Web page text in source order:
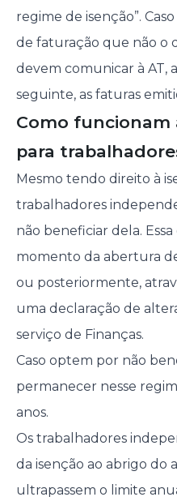
regime de isenção”.
de faturação que não o
devem comunicar à AT,
seguinte, as faturas
Como funcionam
para
Mesmo tendo direito à
trabalhadores
não beneficiar dela.
momento da abertura
ou posteriormente,
uma declaração de
serviço de Finanças.
Caso optem por não
permanecer nesse
anos.
Os trabalhadores
da isenção ao abrigo do
ultrapassem o limite